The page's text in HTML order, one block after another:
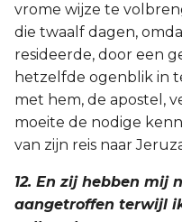
vrome wijze te
die twaalf dagen,
resideerde, door een
hetzelfde ogenblik in
met hem, de apostel,
moeite de nodige
van zijn reis naar
12. En zij hebben mij
aangetroffen terwijl